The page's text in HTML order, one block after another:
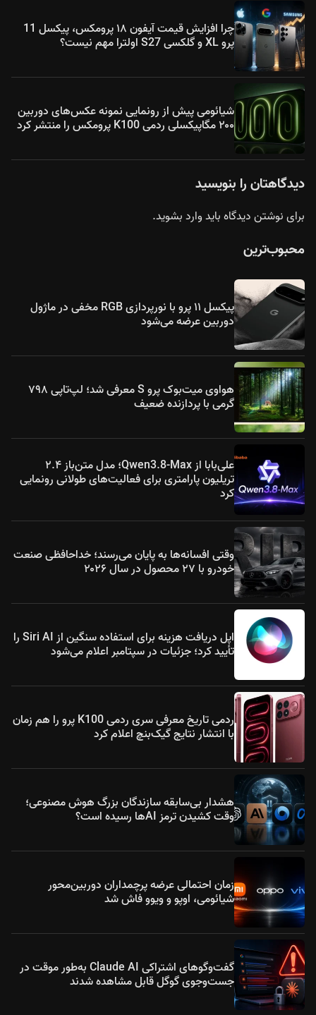
چرا افزایش قیمت آیفون ۱۸ پرومکس، پیکسل 11
پرو XL و گلکسی S27 اولترا مهم نیست؟
شیائومی پیش از رونمایی نمونه عکس‌های دوربین
۲۰۰ مگاپیکسلی ردمی K100 پرومکس را منتشر کرد
دیدگاهتان را بنویسید
برای نوشتن دیدگاه بایدوارد بشوید.
محبوب‌ترین
پیکسل ۱۱ پرو با نورپردازی RGB مخفی در ماژول
دوربین عرضه می‌شود
هواوی میت‌بوک پرو S معرفی شد؛ لپ‌تاپی ۷۹۸
گرمی با پردازنده ضعیف
علی‌بابا از Qwen3.8-Max؛ مدل متن‌باز ۲.۴
تریلیون پارامتری برای فعالیت‌های طولانی رونمایی
کرد
وقتی افسانه‌ها به پایان می‌رسند؛ خداحافظی صنعت
خودرو با ۲۷ محصول در سال ۲۰۲۶
اپل دریافت هزینه برای استفاده سنگین از Siri AI را
تأیید کرد؛ جزئیات در سپتامبر اعلام می‌شود
ردمی تاریخ معرفی سری ردمی K100 پرو را هم زمان
با انتشار نتایج گیک‌بنچ اعلام کرد
هشدار بی‌سابقه سازندگان بزرگ هوش مصنوعی؛
وقت کشیدن ترمز AIها رسیده است؟
زمان احتمالی عرضه پرچمداران دوربین‌محور
شیائومی، اوپو و ویوو فاش شد
گفت‌وگوهای اشتراکی Claude AI به‌طور موقت در
جست‌وجوی گوگل قابل مشاهده شدند